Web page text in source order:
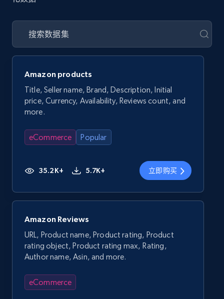
Amazon products
Title, Seller name, Brand, Description, Initial
price, Currency, Availability, Reviews count, and
more.
eCommerce Popular
35.2K+ 5.7K+ 立即购买
Amazon Reviews
URL, Product name, Product rating, Product
rating object, Product rating max, Rating,
Author name, Asin, and more.
eCommerce